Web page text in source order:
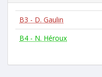
B3 - D. Gaulin
B4 - N. Héroux